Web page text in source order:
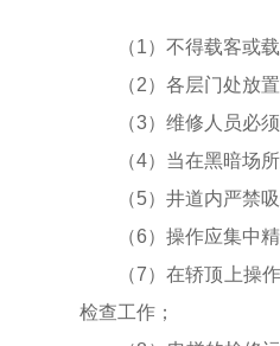
（1）不得载客或载
（2）各层门处放置“
（3）维修人员必须
（4）当在黑暗场所
（5）井道内严禁吸
（6）操作应集中精
（7）在轿顶上操作
检查工作；